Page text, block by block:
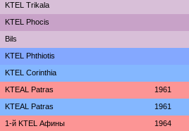
ΚΤΕL Τrikala
ΚΤΕL Phocis
Bils
ΚΤΕL Phthiotis
KTEL Corinthia
KTEAL Patras 1961
KTEAL Patras 1961
1-й KTEL Афины 1964